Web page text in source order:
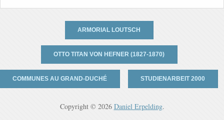
ARMORIAL LOUTSCH
OTTO TITAN VON HEFNER (1827-1870)
COMMUNES AU GRAND-DUCHÉ STUDIENARBEIT 2000
Copyright © 2026 Daniel Erpelding.